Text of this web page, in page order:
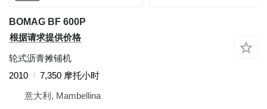
BOMAG BF 600P
根据请求提供价格
轮式沥青摊铺机
2010
7,350 摩托小时
意大利, Mambellina